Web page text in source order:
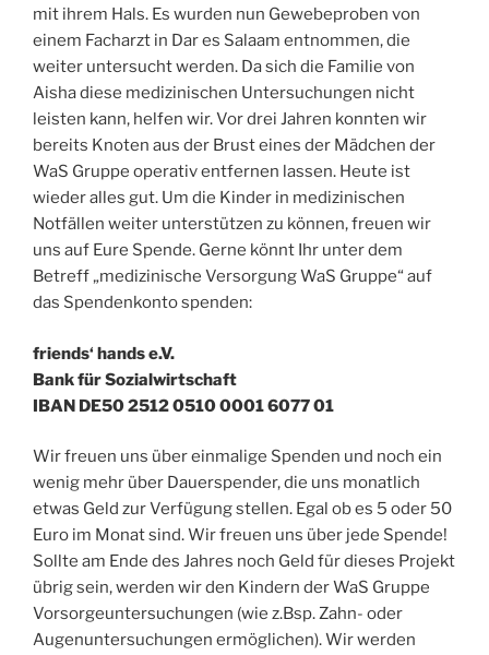
mit ihrem Hals. Es wurden nun Gewebeproben von
einem Facharzt in Dar es Salaam entnommen, die
weiter untersucht werden. Da sich die Familie von
Aisha diese medizinischen Untersuchungen nicht
leisten kann, helfen wir. Vor drei Jahren konnten wir
bereits Knoten aus der Brust eines der Mädchen der
WaS Gruppe operativ entfernen lassen. Heute ist
wieder alles gut. Um die Kinder in medizinischen
Notfällen weiter unterstützen zu können, freuen wir
uns auf Eure Spende. Gerne könnt Ihr unter dem
Betreff „medizinische Versorgung WaS Gruppe“ auf
das Spendenkonto spenden:
friends‘ hands e.V.
Bank für Sozialwirtschaft
IBAN DE50 2512 0510 0001 6077 01
Wir freuen uns über einmalige Spenden und noch ein
wenig mehr über Dauerspender, die uns monatlich
etwas Geld zur Verfügung stellen. Egal ob es 5 oder 50
Euro im Monat sind. Wir freuen uns über jede Spende!
Sollte am Ende des Jahres noch Geld für dieses Projekt
übrig sein, werden wir den Kindern der WaS Gruppe
Vorsorgeuntersuchungen (wie z.Bsp. Zahn- oder
Augenuntersuchungen ermöglichen). Wir werden